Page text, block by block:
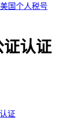
国个人税号
认证
证